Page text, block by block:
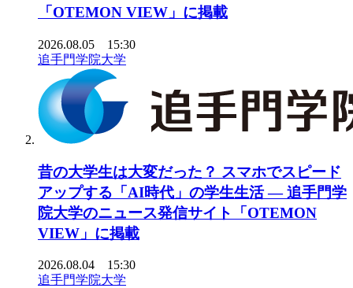
「OTEMON VIEW」に掲載
2026.08.05 15:30
追手門学院大学
昔の大学生は大変だった？ スマホでスピード
アップする「AI時代」の学生生活 ― 追手門学
院大学のニュース発信サイト「OTEMON
VIEW」に掲載
2026.08.04 15:30
追手門学院大学